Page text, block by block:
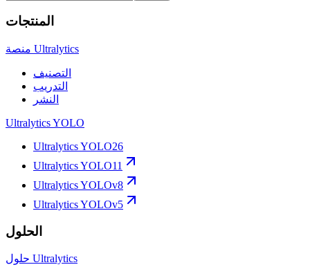
المنتجات
منصة Ultralytics
التصنيف
التدريب
النشر
Ultralytics YOLO
Ultralytics YOLO26
Ultralytics YOLO11
Ultralytics YOLOv8
Ultralytics YOLOv5
الحلول
حلول Ultralytics